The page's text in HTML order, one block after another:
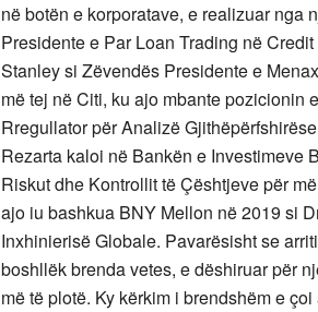
në botën e korporatave, e realizuar nga
Presidente e Par Loan Trading në
Stanley si Zëvendës Presidente e
më tej në Citi, ku ajo mbante pozicionin
Rregullator për Analizë
Rezarta kaloi në Bankën e Investimeve
Riskut dhe Kontrollit të Çështjeve për
ajo iu bashkua BNY Mellon në 2019 si
Inxhinierisë Globale. Pavarësisht se
boshllëk brenda vetes, e dëshiruar për
më të plotë. Ky kërkim i brendshëm e